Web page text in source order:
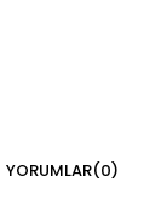
YORUMLAR(0)